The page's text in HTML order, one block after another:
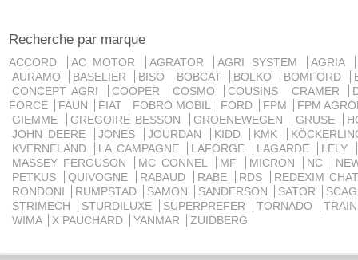
Recherche par marque
ACCORD AC MOTOR AGRATOR AGRI SYSTEM
AGRIA
AURAMO
BASELIER BISO BOBCAT BOLKO BOMFORD
CONCEPT AGRI
COOPER COSMO COUSINS CRAMER
FORCE
FAUN FIAT FOBRO MOBIL FORD FPM
FPM
GIEMME
GREGOIRE BESSON GROENEWEGEN GRUSE
JOHN DEERE
JONES JOURDAN KIDD KMK
KVERNELAND
LA CAMPAGNE LAFORGE LAGARDE
LELY
MASSEY FERGUSON
MC CONNEL MF MICRON NC
PETKUS
QUIVOGNE RABAUD RABE RDS
REDEXIM
RONDONI
RUMPSTAD SAMON SANDERSON SATOR
STRIMECH
STURDILUXE SUPERPREFER TORNADO
WIMA
X PAUCHARD YANMAR ZUIDBERG